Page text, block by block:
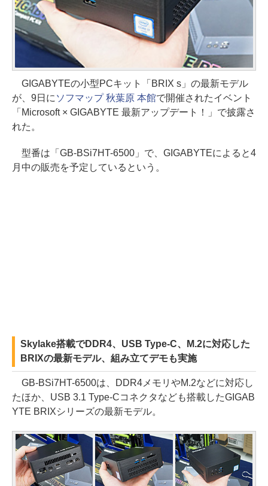
GIGABYTEの小型PCキット「BRIX s」の最新モデル
が、9日に ソフマップ 秋葉原 本館で開催されたイベント
「Microsoft × GIGABYTE 最新アップデート！」で披露さ
れた。
型番は「GB-BSi7HT-6500」で、GIGABYTEによると4
月中の販売を予定しているという。
Skylake搭載でDDR4、USB Type-C、M.2に対応した
BRIXの最新モデル、組み立てデモも実施
GB-BSi7HT-6500は、DDR4メモリやM.2などに対応し
たほか、USB 3.1 Type-Cコネクタなども搭載したGIGAB
YTE BRIXシリーズの最新モデル。